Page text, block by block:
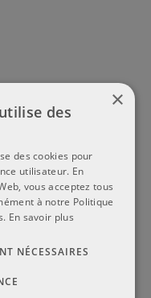
×
des
des cookies pour
utilisateur. En
vous acceptez tous
à notre Politique
En savoir plus
NÉCESSAIRES